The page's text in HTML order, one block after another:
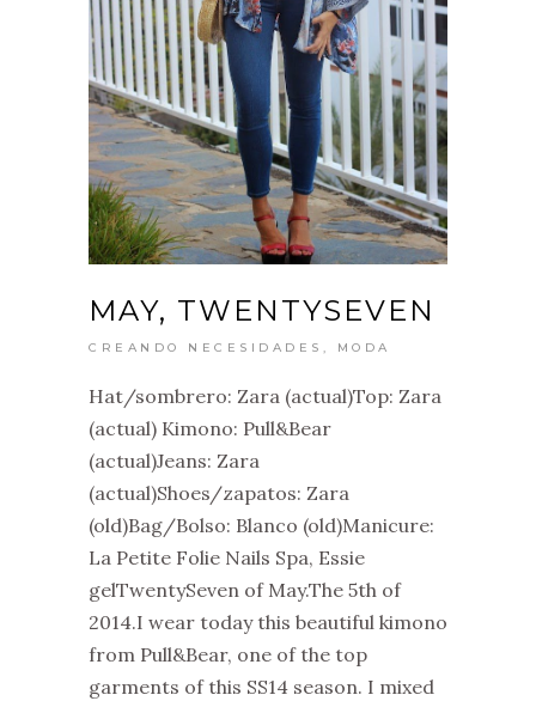
MAY, TWENTYSEVEN
CREANDO NECESIDADES MODA
Hat/sombrero: Zara (actual)Top: Zara
(actual) Kimono: Pull&Bear
(actual)Jeans: Zara
(actual)Shoes/zapatos: Zara
(old)Bag/Bolso: Blanco (old)Manicure:
La Petite Folie Nails Spa, Essie
gelTwentySeven of May.The 5th of
2014.I wear today this beautiful kimono
from Pull&Bear, one of the top
garments of this SS14 season. I mixed